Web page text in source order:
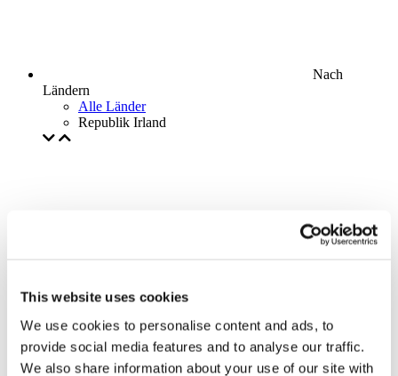
This website uses cookies
We use cookies to personalise content and ads, to
provide social media features and to analyse our traffic.
We also share information about your use of our site with
Nach
Ländern
Alle Länder
Republik Irland